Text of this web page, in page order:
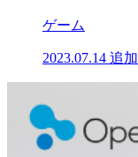
ゲーム
2023.07.14 追加